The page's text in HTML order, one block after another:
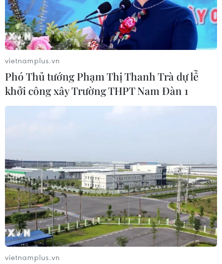
vietnamplus.vn
Phó Thủ tướng Phạm Thị Thanh Trà dự lễ
khởi công xây Trường THPT Nam Đàn 1
vietnamplus.vn